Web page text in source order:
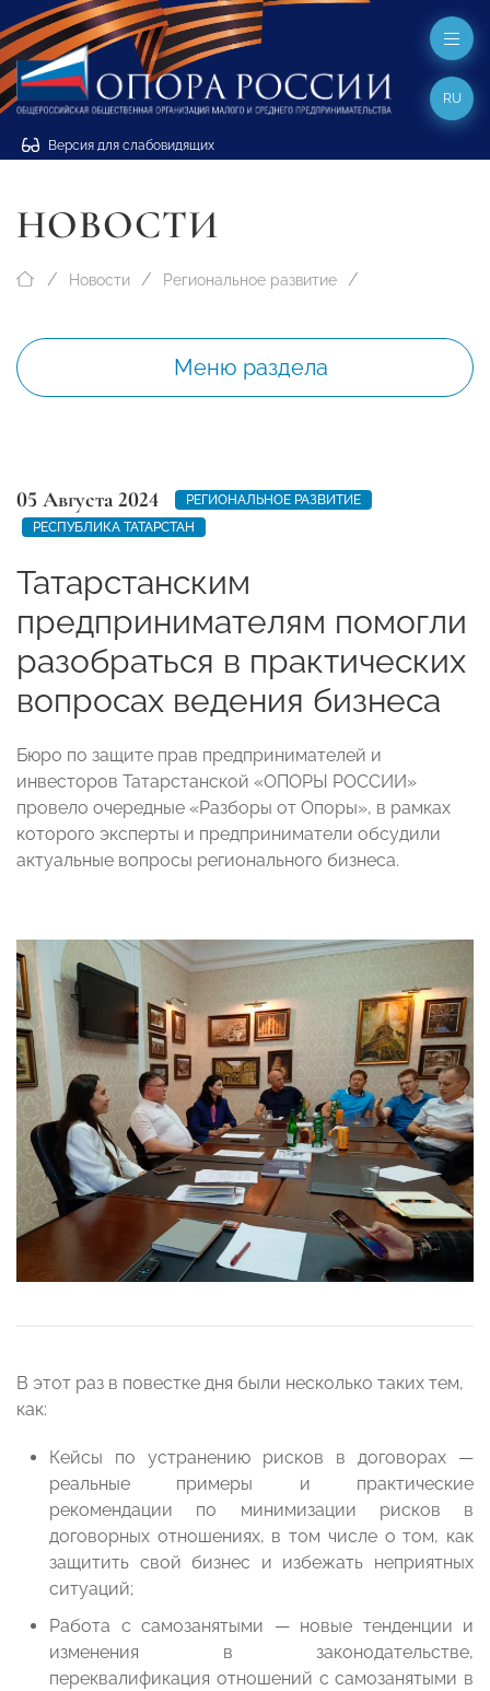
Версия для слабовидящих
RU
НОВОСТИ
Новости Региональное развитие
Меню раздела
05 Августа 2024
РЕГИОНАЛЬНОЕ РАЗВИТИЕ
РЕСПУБЛИКА ТАТАРСТАН
Татарстанским
предпринимателям помогли
разобраться в практических
вопросах ведения бизнеса
Бюро по защите прав предпринимателей и
инвесторов Татарстанской «ОПОРЫ РОССИИ»
провело очередные «Разборы от Опоры», в рамках
которого эксперты и предприниматели обсудили
актуальные вопросы регионального бизнеса.
В этот раз в повестке дня были несколько таких тем,
как:
Кейсы по устранению рисков в договорах —
реальные примеры и практические
рекомендации по минимизации рисков в
договорных отношениях, в том числе о том, как
защитить свой бизнес и избежать неприятных
ситуаций;
Работа с самозанятыми — новые тенденции и
изменения в законодательстве,
переквалификация отношений с самозанятыми в